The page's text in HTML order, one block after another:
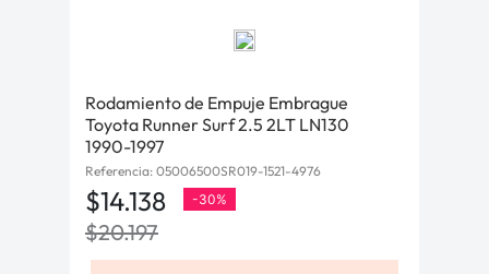
Rodamiento de Empuje Embrague
Toyota Runner Surf 2.5 2LT LN130
1990-1997
Referencia: 05006500SR019-1521-4976
$14.138 -30%
$20.197